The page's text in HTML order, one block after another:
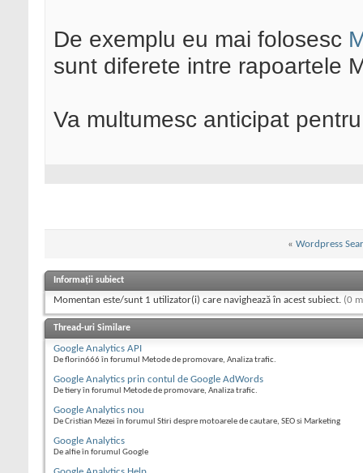
De exemplu eu mai folosesc
sunt diferete intre rapoartele
Va multumesc anticipat
« Wordpress
Informații subiect
Momentan este/sunt 1 utilizator(i) care navighează în acest subiect. (0
Thread-uri Similare
Google Analytics API
De florin666 în forumul Metode de promovare, Analiza trafic.
Google Analytics prin contul de Google AdWords
De tiery în forumul Metode de promovare, Analiza trafic.
Google Analytics nou
De Cristian Mezei în forumul Stiri despre motoarele de cautare, SEO si Marketing
Google Analytics
De alfie în forumul Google